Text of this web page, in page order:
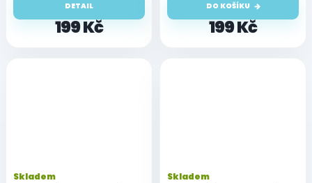
199 Kč
DETAIL
199 Kč
DO KOŠÍKU
Skladem Skladem